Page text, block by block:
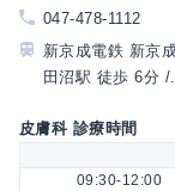
047-478-1112
新京成電鉄 新京
田沼駅 徒歩 6分 /
皮膚科 診療時間
09:30-12:00